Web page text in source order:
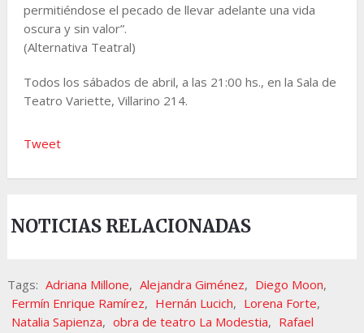
permitiéndose el pecado de llevar adelante una vida
oscura y sin valor”.
(Alternativa Teatral)
Todos los sábados de abril, a las 21:00 hs., en la Sala de
Teatro Variette, Villarino 214.
Tweet
NOTICIAS RELACIONADAS
Tags: Adriana Millone, Alejandra Giménez, Diego Moon,
Fermín Enrique Ramírez, Hernán Lucich, Lorena Forte,
Natalia Sapienza, obra de teatro La Modestia, Rafael